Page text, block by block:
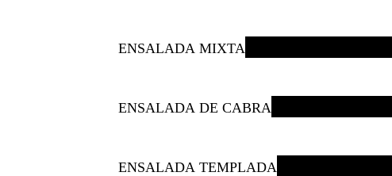
ENSALADA MIXTA
ENSALADA DE CABRA
ENSALADA TEMPLADA